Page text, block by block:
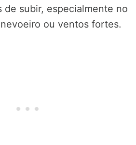
de subir, especialmente no
ou ventos fortes.